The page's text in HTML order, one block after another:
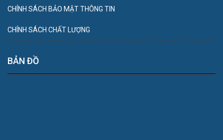
CHÍNH SÁCH BẢO MẬT THÔNG TIN
CHÍNH SÁCH CHẤT LƯỢNG
BẢN ĐỒ